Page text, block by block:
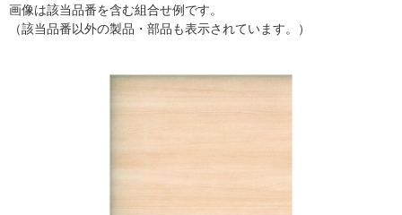
画像は該当品番を含む組合せ例です。
（該当品番以外の製品・部品も表示されています。）